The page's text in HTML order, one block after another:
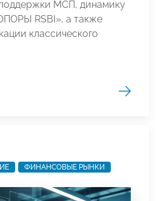
МСП, динамику
RSBI», а также
классического
ФИНАНСОВЫЕ РЫНКИ